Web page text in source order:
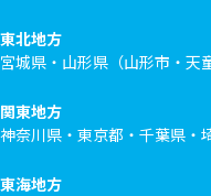
東北地方
宮城県・山形県（山形市・天
関東地方
神奈川県・東京都・千葉県・
東海地方